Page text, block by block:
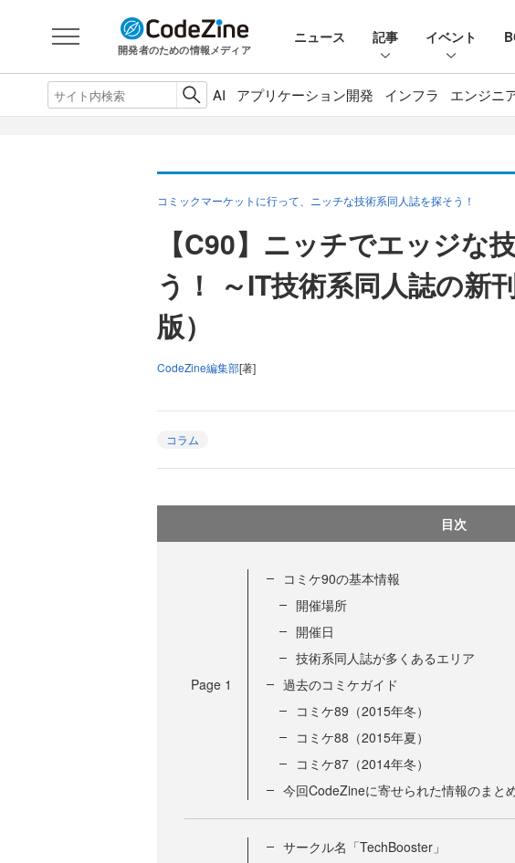
開発者のための情報メディア
ニュース 記事 イベント
AI アプリケーション開発 インフラ エンジニ
コミックマーケットに行って、ニッチな技術系同人誌を探そう！
【C90】ニッチでエッジな
う！ ～IT技術系同人誌の新
版）
CodeZine編集部[著]
コラム
目次
Page 1
コミケ90の基本情報
開催場所
開催日
技術系同人誌が多くあるエリア
過去のコミケガイド
コミケ89（2015年冬）
コミケ88（2015年夏）
コミケ87（2014年冬）
今回CodeZineに寄せられた情報のまと
サークル名「TechBooster」